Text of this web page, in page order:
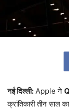
नई दिल्ली: Apple ने
क्रांतिकारी तीन साल